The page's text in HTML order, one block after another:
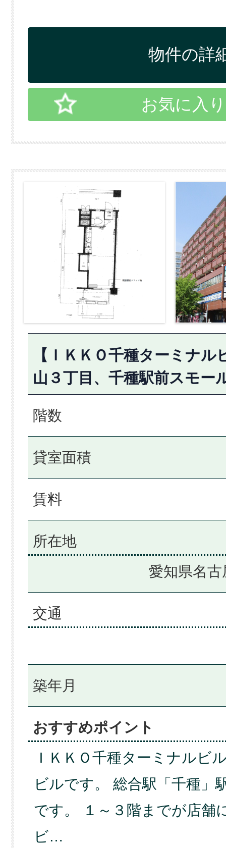
物件の詳
お気に入
【ＩＫＫＯ千種ターミナ
山３丁目、千種駅前スモー
階数
貸室面積
賃料
所在地
愛知県名
交通
築年月
おすすめポイント
ＩＫＫＯ千種ターミナルビ
ビルです。 総合駅「千種」
です。 １～３階までが店舗
ビ…